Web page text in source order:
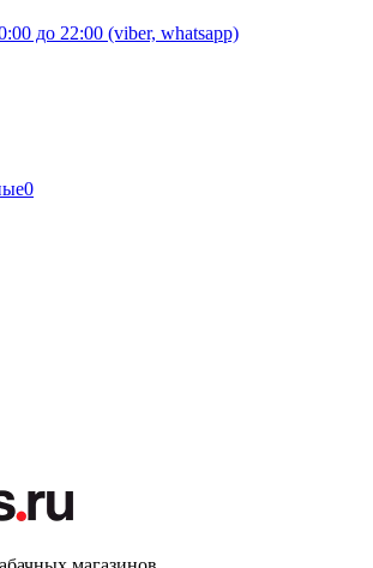
до 22:00 (viber, whatsapp)
0